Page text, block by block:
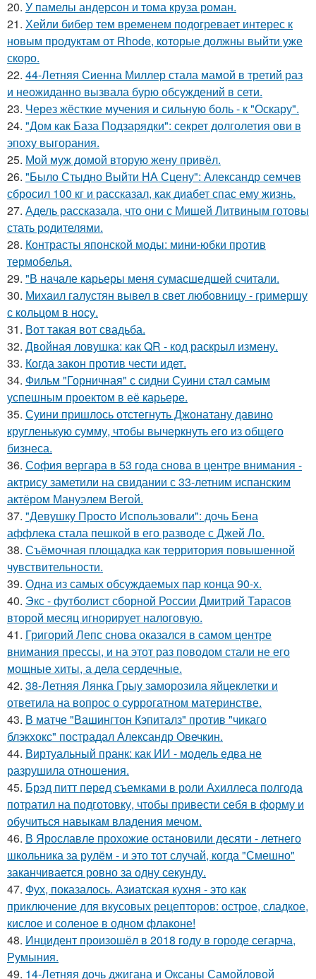
20. У памелы андерсон и тома круза роман.
21. Хейли бибер тем временем подогревает интерес к
новым продуктам от Rhode, которые должны выйти уже
скоро.
22. 44-Летняя Сиенна Миллер стала мамой в третий раз
и неожиданно вызвала бурю обсуждений в сети.
23. Через жёсткие мучения и сильную боль - к "Оскару".
24. "Дом как База Подзарядки": секрет долголетия ови в
эпоху выгорания.
25. Мой муж домой вторую жену привёл.
26. "Было Стыдно Выйти НА Сцену": Александр семчев
сбросил 100 кг и рассказал, как диабет спас ему жизнь.
27. Адель рассказала, что они с Мишей Литвиным готовы
стать родителями.
28. Контрасты японской моды: мини-юбки против
термобелья.
29. "В начале карьеры меня сумасшедшей считали.
30. Михаил галустян вывел в свет любовницу - гримершу
с кольцом в носу.
31. Вот такая вот свадьба.
32. Двойная ловушка: как QR - код раскрыл измену.
33. Когда закон против чести идет.
34. Фильм "Горничная" с сидни Суини стал самым
успешным проектом в её карьере.
35. Суини пришлось отстегнуть Джонатану давино
кругленькую сумму, чтобы вычеркнуть его из общего
бизнеса.
36. София вергара в 53 года снова в центре внимания -
актрису заметили на свидании с 33-летним испанским
актёром Мануэлем Вегой.
37. "Девушку Просто Использовали": дочь Бена
аффлека стала пешкой в его разводе с Джей Ло.
38. Съёмочная площадка как территория повышенной
чувствительности.
39. Одна из самых обсуждаемых пар конца 90-х.
40. Экс - футболист сборной России Дмитрий Тарасов
второй месяц игнорирует налоговую.
41. Григорий Лепс снова оказался в самом центре
внимания прессы, и на этот раз поводом стали не его
мощные хиты, а дела сердечные.
42. 38-Летняя Лянка Грыу заморозила яйцеклетки и
ответила на вопрос о суррогатном материнстве.
43. В матче "Вашингтон Кэпиталз" против "чикаго
блэкхокс" пострадал Александр Овечкин.
44. Виртуальный пранк: как ИИ - модель едва не
разрушила отношения.
45. Брэд питт перед съемками в роли Ахиллеса полгода
потратил на подготовку, чтобы привести себя в форму и
обучиться навыкам владения мечом.
46. В Ярославле прохожие остановили десяти - летнего
школьника за рулём - и это тот случай, когда "Смешно"
заканчивается ровно за одну секунду.
47. Фух, показалось. Азиатская кухня - это как
приключение для вкусовых рецепторов: острое, сладкое,
кислое и соленое в одном флаконе!
48. Инцидент произошёл в 2018 году в городе сегарча,
Румыния.
49. 14-Летняя дочь джигана и Оксаны Самойловой